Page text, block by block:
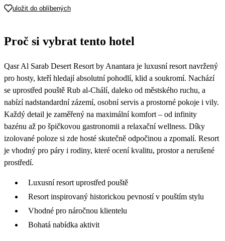
21
29 409
22
30 569
29 989 34 829 46 479
uložit do oblíbených
Proč si vybrat tento hotel
Qasr Al Sarab Desert Resort by Anantara je luxusní resort navržený
pro hosty, kteří hledají absolutní pohodlí, klid a soukromí. Nachází
se uprostřed pouště Rub al-Chálí, daleko od městského ruchu, a
nabízí nadstandardní zázemí, osobní servis a prostorné pokoje i vily.
Každý detail je zaměřený na maximální komfort – od infinity
bazénu až po špičkovou gastronomii a relaxační wellness. Díky
izolované poloze si zde hosté skutečně odpočinou a zpomalí. Resort
je vhodný pro páry i rodiny, které ocení kvalitu, prostor a nerušené
prostředí.
Luxusní resort uprostřed pouště
Resort inspirovaný historickou pevností v pouštím stylu
Vhodné pro náročnou klientelu
Bohatá nabídka aktivit